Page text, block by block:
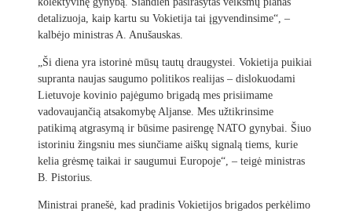
detalizuoja, kaip kartu su Vokietija tai įgyvendinsime“, –
kalbėjo ministras A. Anušauskas.
„Ši diena yra istorinė mūsų tautų draugystei. Vokietija puikiai
supranta naujas saugumo politikos realijas – dislokuodami
Lietuvoje kovinio pajėgumo brigadą mes prisiimame
vadovaujančią atsakomybę Aljanse. Mes užtikrinsime
patikimą atgrasymą ir būsime pasirengę NATO gynybai. Šiuo
istoriniu žingsniu mes siunčiame aiškų signalą tiems, kurie
kelia grėsmę taikai ir saugumui Europoje“, – teigė ministras
B. Pistorius.
Ministrai pranešė, kad pradinis Vokietijos brigados perkėlimo